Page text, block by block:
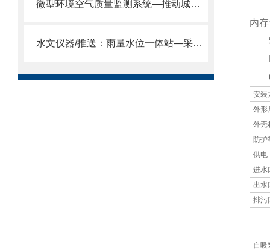
微型环境空气质量监测系统—推动城市空气质量改善@2024全国发货
水文仪器/推送：雨量水位一体站—采用非接触的方式测量水体的水位和降雨量
内
5.
6.
安装
外形
外壳
防护
供电
进水
出水
排污
自吸